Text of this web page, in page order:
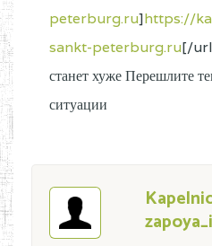
peterburg.ru]https://
sankt-peterburg.ru[/
станет хуже Перешлите
ситуации